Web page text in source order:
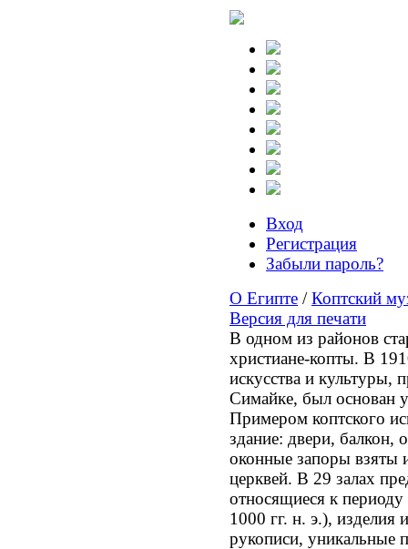
Вход
Регистрация
Забыли пароль?
О Египте /Коптский
Версия для печати
В одном из районов
христиане-копты. В
искусства и культуры,
Симайке, был основан
Примером коптского
здание: двери, балкон,
оконные запоры взяты
церквей. В 29 залах
относящиеся к периоду
1000 гг. н. э.), изделия
рукописи, уникальные